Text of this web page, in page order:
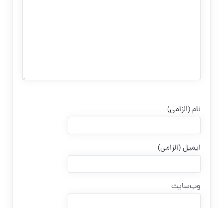
نام (الزامی)
ایمیل (الزامی)
وب‌سایت